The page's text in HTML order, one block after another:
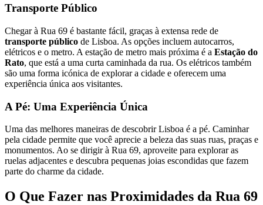
Transporte Público
Chegar à Rua 69 é bastante fácil, graças à extensa rede de
transporte público de Lisboa. As opções incluem autocarros,
elétricos e o metro. A estação de metro mais próxima é a Estação do
Rato, que está a uma curta caminhada da rua. Os elétricos também
são uma forma icónica de explorar a cidade e oferecem uma
experiência única aos visitantes.
A Pé: Uma Experiência Única
Uma das melhores maneiras de descobrir Lisboa é a pé. Caminhar
pela cidade permite que você aprecie a beleza das suas ruas, praças e
monumentos. Ao se dirigir à Rua 69, aproveite para explorar as
ruelas adjacentes e descubra pequenas joias escondidas que fazem
parte do charme da cidade.
O Que Fazer nas Proximidades da Rua 69